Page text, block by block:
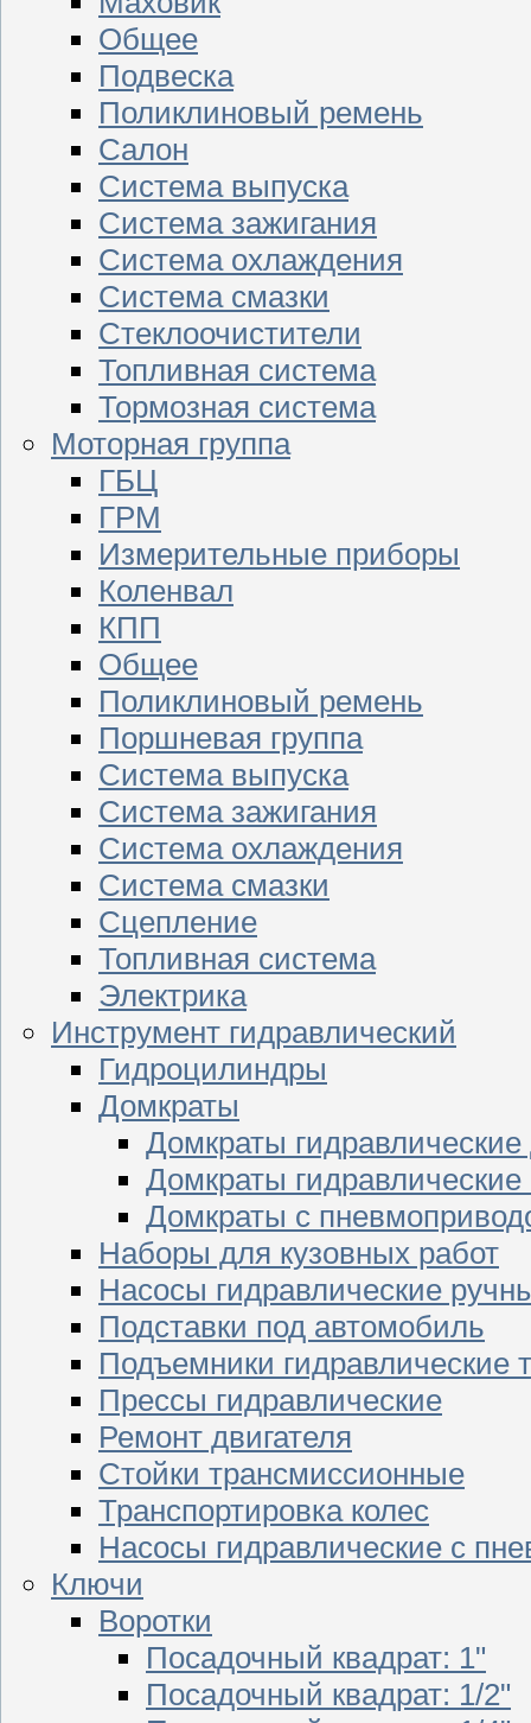
Общее
Подвеска
Поликлиновый ремень
Салон
Система выпуска
Система зажигания
Система охлаждения
Система смазки
Стеклоочистители
Топливная система
Тормозная система
Моторная группа
ГБЦ
ГРМ
Измерительные приборы
Коленвал
КПП
Общее
Поликлиновый ремень
Поршневая группа
Система выпуска
Система зажигания
Система охлаждения
Система смазки
Сцепление
Топливная система
Электрика
Инструмент гидравлический
Гидроцилиндры
Домкраты
Домкраты
Домкраты гидравлические
Домкраты с
Наборы для кузовных работ
Насосы гидравлические
Подставки под автомобиль
Подъемники гидравлические
Прессы гидравлические
Ремонт двигателя
Стойки трансмиссионные
Транспортировка колес
Насосы гидравлические с
Ключи
Воротки
Посадочный квадрат: 1"
Посадочный квадрат: 1/2"